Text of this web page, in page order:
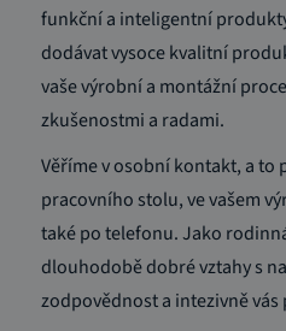
funkční a inteligentní
dodávat vysoce kvalitní
vaše výrobní a montážní
zkušenostmi a radami.
Věříme v osobní kontakt, a to
pracovního stolu, ve vašem
také po telefonu. Jako
dlouhodobě dobré vztahy s
zodpovědnost a intezivně